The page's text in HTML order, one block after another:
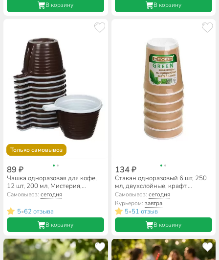
В корзину В корзину
Только самовывоз
89 ₽
Чашка одноразовая для кофе,
12 шт, 200 мл, Мистерия,
182350/182352/104484
Самовывоз:сегодня
5•62 отзыва
В корзину
134 ₽
Стакан одноразовый 6 шт, 250
мл, двухслойные, крафт,
Мистерия, Green, 182956кф
Самовывоз: сегодня
Курьером: завтра
5•51 отзыв
В корзину